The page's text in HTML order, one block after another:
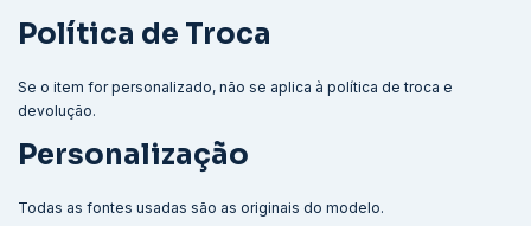
Política de Troca
Se o item for personalizado, não se aplica à política de troca e
devolução.
Personalização
Todas as fontes usadas são as originais do modelo.